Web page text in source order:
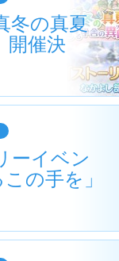
冬の真夏
開催決
ーイベン
の手を」